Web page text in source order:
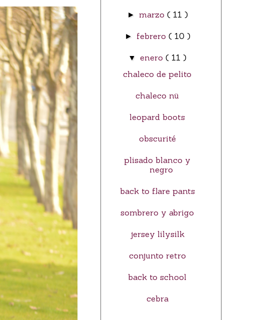
► marzo ( 11 )
► febrero ( 10 )
▼enero( 11 )
chaleco de pelito
chaleco nü
leopard boots
obscurité
plisado blanco y
negro
back to flare pants
sombrero y abrigo
jersey lilysilk
conjunto retro
back to school
cebra